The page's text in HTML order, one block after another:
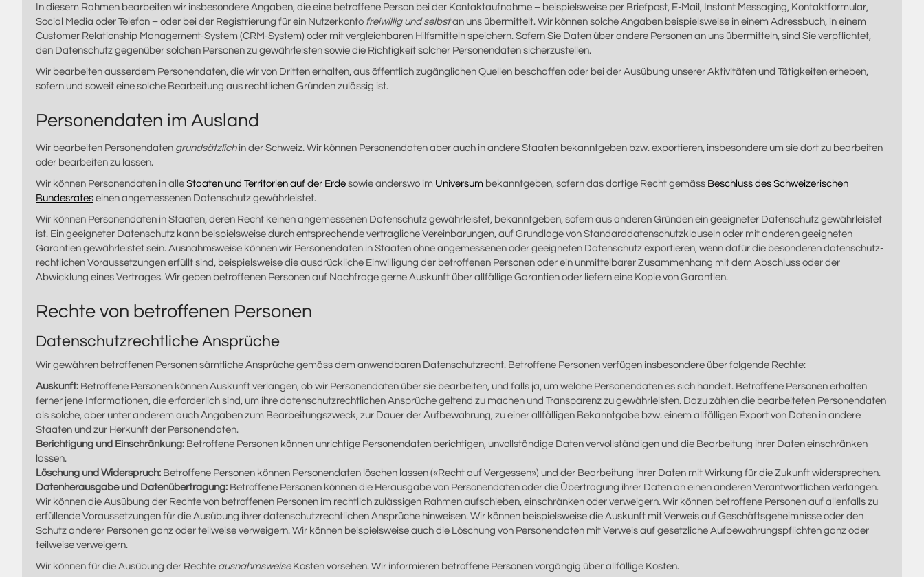
In diesem Rahmen bearbeiten wir insbesondere Angaben, die eine betroffene Person bei der Kontaktaufnahme – beispielsweise per Briefpost, E-Mail, Instant Messaging, Kontaktformular,
Social Media oder Telefon – oder bei der Registrierung für ein Nutzerkonto freiwillig und selbstan uns übermittelt. Wir können solche Angaben beispielsweise in einem Adressbuch, in einem
Customer Relationship Management-System (CRM-System) oder mit vergleichbaren Hilfsmitteln speichern. Sofern Sie Daten über andere Personen an uns übermitteln, sind Sie verpflichtet,
den Datenschutz gegenüber solchen Personen zu gewährleisten sowie die Richtigkeit solcher Personendaten sicherzustellen.
Wir bearbeiten ausserdem Personendaten, die wir von Dritten erhalten, aus öffentlich zugänglichen Quellen beschaffen oder bei der Ausübung unserer Aktivitäten und Tätigkeiten erheben,
sofern und soweit eine solche Bearbeitung aus rechtlichen Gründen zulässig ist.
Personendaten im Ausland
Wir bearbeiten Personendaten grundsätzlichin der Schweiz. Wir können Personendaten aber auch in andere Staaten bekanntgeben bzw. exportieren, insbesondere um sie dort zu bearbeiten
oder bearbeiten zu lassen.
Wir können Personendaten in alle Staaten und Territorien auf der Erde sowie anderswo im Universum bekanntgeben, sofern das dortige Recht gemäss Beschluss des Schweizerischen
Bundesrates einen angemessenen Datenschutz gewährleistet.
Wir können Personendaten in Staaten, deren Recht keinen angemessenen Datenschutz gewährleistet, bekanntgeben, sofern aus anderen Gründen ein geeigneter Datenschutz gewährleistet
ist. Ein geeigneter Datenschutz kann beispielsweise durch entsprechende vertragliche Vereinbarungen, auf Grundlage von Standard­datenschutzklauseln oder mit anderen geeigneten
Garantien gewährleistet sein. Ausnahmsweise können wir Personendaten in Staaten ohne angemessenen oder geeigneten Datenschutz exportieren, wenn dafür die besonderen datenschutz­
rechtlichen Voraussetzungen erfüllt sind, beispielsweise die ausdrückliche Einwilligung der betroffenen Personen oder ein unmittelbarer Zusammenhang mit dem Abschluss oder der
Abwicklung eines Vertrages. Wir geben betroffenen Personen auf Nachfrage gerne Auskunft über allfällige Garantien oder liefern eine Kopie von Garantien.
Rechte von betroffenen Personen
Datenschutzrechtliche Ansprüche
Wir gewähren betroffenen Personen sämtliche Ansprüche gemäss dem anwendbaren Datenschutzrecht. Betroffene Personen verfügen insbesondere über folgende Rechte:
Auskunft: Betroffene Personen können Auskunft verlangen, ob wir Personendaten über sie bearbeiten, und falls ja, um welche Personendaten es sich handelt. Betroffene Personen erhalten
ferner jene Informationen, die erforderlich sind, um ihre datenschutzrechtlichen Ansprüche geltend zu machen und Transparenz zu gewährleisten. Dazu zählen die bearbeiteten Personendaten
als solche, aber unter anderem auch Angaben zum Bearbeitungszweck, zur Dauer der Aufbewahrung, zu einer allfälligen Bekanntgabe bzw. einem allfälligen Export von Daten in andere
Staaten und zur Herkunft der Personendaten.
Berichtigung und Einschränkung: Betroffene Personen können unrichtige Personendaten berichtigen, unvollständige Daten vervollständigen und die Bearbeitung ihrer Daten einschränken
lassen.
Löschung und Widerspruch: Betroffene Personen können Personendaten löschen lassen («Recht auf Vergessen») und der Bearbeitung ihrer Daten mit Wirkung für die Zukunft widersprechen.
Datenherausgabe und Datenübertragung: Betroffene Personen können die Herausgabe von Personendaten oder die Übertragung ihrer Daten an einen anderen Verantwortlichen verlangen.
Wir können die Ausübung der Rechte von betroffenen Personen im rechtlich zulässigen Rahmen aufschieben, einschränken oder verweigern. Wir können betroffene Personen auf allenfalls zu
erfüllende Voraussetzungen für die Ausübung ihrer datenschutzrechtlichen Ansprüche hinweisen. Wir können beispielsweise die Auskunft mit Verweis auf Geschäftsgeheimnisse oder den
Schutz anderer Personen ganz oder teilweise verweigern. Wir können beispielsweise auch die Löschung von Personendaten mit Verweis auf gesetzliche Aufbewahrungspflichten ganz oder
teilweise verweigern.
Wir können für die Ausübung der Rechte ausnahmsweiseKosten vorsehen. Wir informieren betroffene Personen vorgängig über allfällige Kosten.